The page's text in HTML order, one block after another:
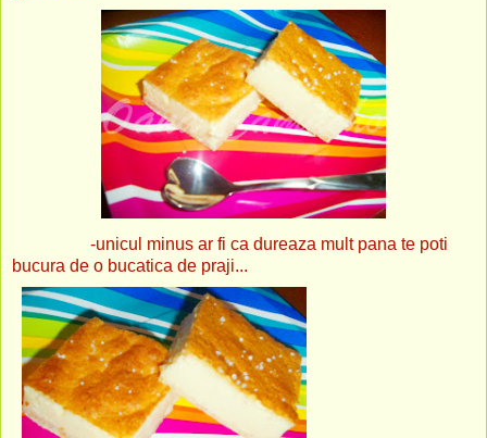
-unicul minus ar fi ca dureaza mult pana te poti
bucura de o bucatica de praji...